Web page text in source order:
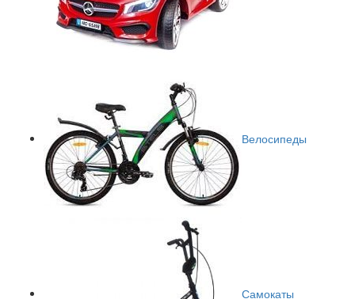
Велосипеды
Самокаты